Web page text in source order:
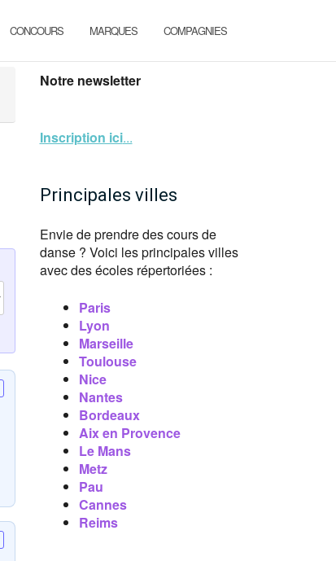
CONCOURS MARQUES COMPAGNIES
Notre newsletter
Inscription ici...
Principales villes
Envie de prendre des cours de
danse ? Voici les principales villes
avec des écoles répertoriées :
Paris
Lyon
Marseille
Toulouse
Nice
Nantes
Bordeaux
Aix en Provence
Le Mans
Metz
Pau
Cannes
Reims